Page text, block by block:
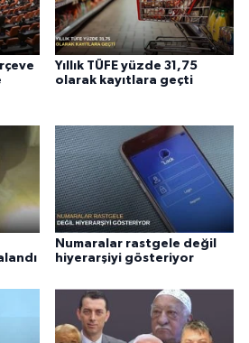
Yıllık TÜFE yüzde 31,75
olarak kayıtlara geçti
Numaralar rastgele değil
hiyerarşiyi gösteriyor